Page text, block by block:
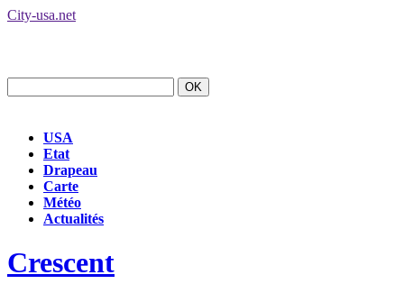
City-usa.net
USA
Etat
Drapeau
Carte
Météo
Actualités
Crescent